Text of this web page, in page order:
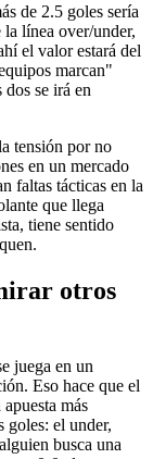
de 2.5 goles sería
línea over/under,
el valor estará del
marcan"
se irá en
tensión por no
en un mercado
faltas tácticas en la
que llega
tiene sentido
otros
juega en un
Eso hace que el
más
goles: el under,
busca una